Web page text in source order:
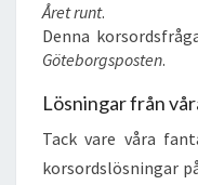
Året runt.
Denna
Göteborgsposten.
Lösningar från
Tack vare våra
korsordslösningar